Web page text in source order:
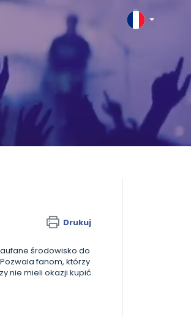
Drukuj
środowisko do
fanom, którzy
nie mieli okazji kupić